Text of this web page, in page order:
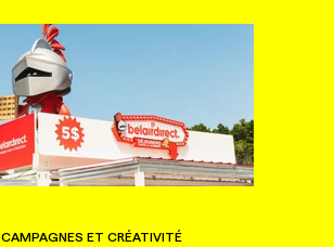
CAMPAGNES ET CRÉATIVITÉ